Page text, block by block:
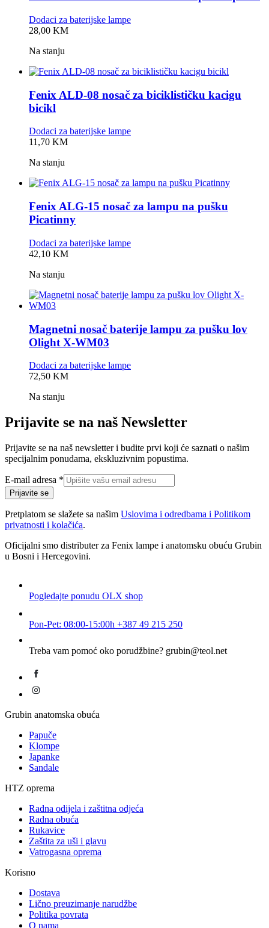
Dodaci za baterijske lampe
0,0
28,00 KM
Na stanju
Fenix ALD-08 nosač za biciklističku kacigu
bicikl
Dodaci za baterijske lampe
0,0
11,70 KM
Na stanju
Fenix ALG-15 nosač za lampu na pušku
Picatinny
Dodaci za baterijske lampe
0,0
42,10 KM
Na stanju
Magnetni nosač baterije lampu za pušku lov
Olight X-WM03
Dodaci za baterijske lampe
0,0
72,50 KM
Na stanju
Prijavite se na naš Newsletter
Prijavite se na naš newsletter i budite prvi koji će saznati o našim
specijalnim ponudama, ekskluzivnim popustima.
adresa
E-
mail
E-mail adresa *
Prijavite se
Pretplatom se slažete sa našim Uslovima i odredbama i Politikom
privatnosti i kolačića.
Oficijalni smo distributer za Fenix lampe i anatomsku obuću Grubin
u Bosni i Hercegovini.
Pogledajte ponudu OLX shop
Pon-Pet: 08:00-15:00h +387 49 215 250
Treba vam pomoć oko porudžbine? grubin@teol.net
Grubin anatomska obuća
Papuče
Klompe
Japanke
Sandale
HTZ oprema
Radna odijela i zaštitna odjeća
Radna obuća
Rukavice
Zaštita za uši i glavu
Vatrogasna oprema
Korisno
Dostava
Lično preuzimanje narudžbe
Politika povrata
O nama